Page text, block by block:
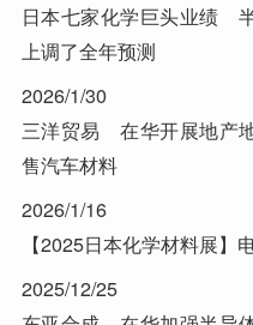
日本七家化学巨头业绩
上调了全年预测
2026/1/30
三洋贸易 在华开展地产
售汽车材料
2026/1/16
【2025日本化学材料展】
2025/12/25